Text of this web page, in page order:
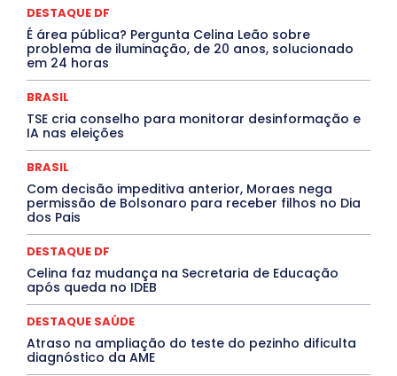
Congressuanas & Esplanadumas
Covid-19
Crônica Política Crônicas
Cultura e Tal
DANÇA Dengue
Denuncia
DESTAQUE BRASIL
DESTAQUE DF
DESTAQUE SAÚDE
DESTAQUES OUTROS
Especial
Espírito Santo ESPORTE
ESTÁGIO
EVENTOS
Febre Oropouche
FILMES
Goiás
Jogos Online
JUDICIÁRIO LITERATURA
Maranhão
Marburg
Mato Grosso
Mato Grosso do Sul
MEIO AMBIENTE
MÚSICA
O Plantonista Opinião Oropouche
Pará
Paraíba
PROCESSO SELETIVO
PUBLIEDITORIAL
QUALIFICAÇÃO PROFISSIONAL
RESIDÊNCIA
Rio de Janeiro
Santa Catarina
Saúde Agora
TÁ FROID?
TEATRO TECNOLOGIA
TIC TAC
Tocantins
DESTAQUE DF
É área pública? Pergunta Celina Leão sobre
problema de iluminação, de 20 anos, solucionado
em 24 horas
BRASIL
TSE cria conselho para monitorar desinformação e
IA nas eleições
BRASIL
Com decisão impeditiva anterior, Moraes nega
permissão de Bolsonaro para receber filhos no Dia
dos Pais
DESTAQUE DF
Celina faz mudança na Secretaria de Educação
após queda no IDEB
DESTAQUE SAÚDE
Atraso na ampliação do teste do pezinho dificulta
diagnóstico da AME